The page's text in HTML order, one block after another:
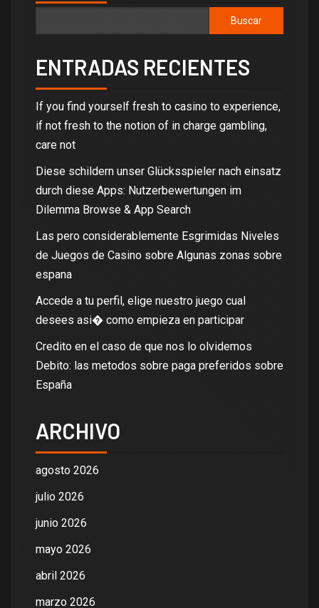
Buscar
ENTRADAS RECIENTES
If you find yourself fresh to casino to experience,
if not fresh to the notion of in charge gambling,
care not
Diese schildern unser Glücksspieler nach einsatz
durch diese Apps: Nutzerbewertungen im
Dilemma Browse & App Search
Las pero considerablemente Esgrimidas Niveles
de Juegos de Casino sobre Algunas zonas sobre
espana
Accede a tu perfil, elige nuestro juego cual
desees asi� como empieza en participar
Credito en el caso de que nos lo olvidemos
Debito: las metodos sobre paga preferidos sobre
España
ARCHIVO
agosto 2026
julio 2026
junio 2026
mayo 2026
abril 2026
marzo 2026